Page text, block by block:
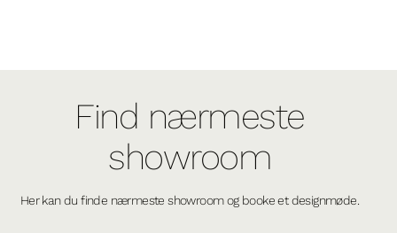
Find nærmeste
showroom
Her kan du finde nærmeste showroom og booke et designmøde.